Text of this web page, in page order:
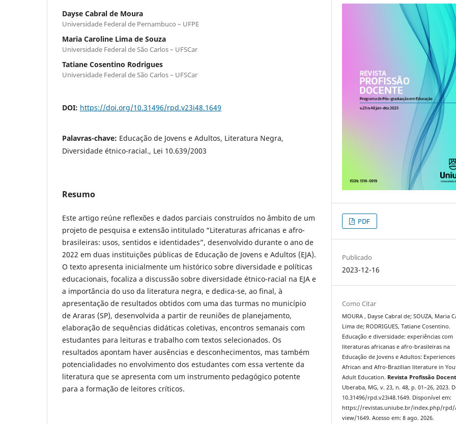
Dayse Cabral de Moura
Universidade Federal de Pernambuco – UFPE
Maria Caroline Lima de Souza
Universidade Federal de São Carlos – UFSCar
Tatiane Cosentino Rodrigues
Universidade Federal de São Carlos – UFSCar
DOI: https://doi.org/10.31496/rpd.v23i48.1649
Palavras-chave: Educação de Jovens e Adultos, Literatura Negra,
Diversidade étnico-racial., Lei 10.639/2003
Resumo
Este artigo reúne reflexões e dados parciais construídos no âmbito de um
projeto de pesquisa e extensão intitulado “Literaturas africanas e afro-
brasileiras: usos, sentidos e identidades”, desenvolvido durante o ano de
2022 em duas instituições públicas de Educação de Jovens e Adultos (EJA).
O texto apresenta inicialmente um histórico sobre diversidade e políticas
educacionais, focaliza a discussão sobre diversidade étnico-racial na EJA e
a importância do uso da literatura negra, e dedica-se, ao final, à
apresentação de resultados obtidos com uma das turmas no município
de Araras (SP), desenvolvida a partir de reuniões de planejamento,
elaboração de sequências didáticas coletivas, encontros semanais com
estudantes para leituras e trabalho com textos selecionados. Os
resultados apontam haver ausências e desconhecimentos, mas também
potencialidades no envolvimento dos estudantes com essa vertente da
literatura que se apresenta com um instrumento pedagógico potente
para a formação de leitores críticos.
PDF
Publicado
2023-12-16
Como Citar
MOURA , Dayse Cabral de; SOUZA, Maria
Lima de; RODRIGUES, Tatiane Cosentino.
Educação e diversidade: experiências com
literaturas africanas e afro-brasileiras na
Educação de Jovens e Adultos:
African and Afro-Brazilian literature in
Adult Education. Revista Profissão
Uberaba, MG, v. 23, n. 48, p. 01–26, 2023.
10.31496/rpd.v23i48.1649. Disponível em:
https://revistas.uniube.br/index.php/
view/1649. Acesso em: 8 ago. 2026.